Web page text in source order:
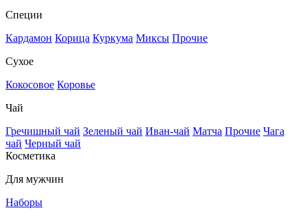
Специи
Кардамон Корица Куркума Миксы Прочие
Сухое
Кокосовое Коровье
Чай
Гречишный чай Зеленый чай Иван-чай Матча Прочие Чага
чай Черный чай
Косметика
Для мужчин
Наборы